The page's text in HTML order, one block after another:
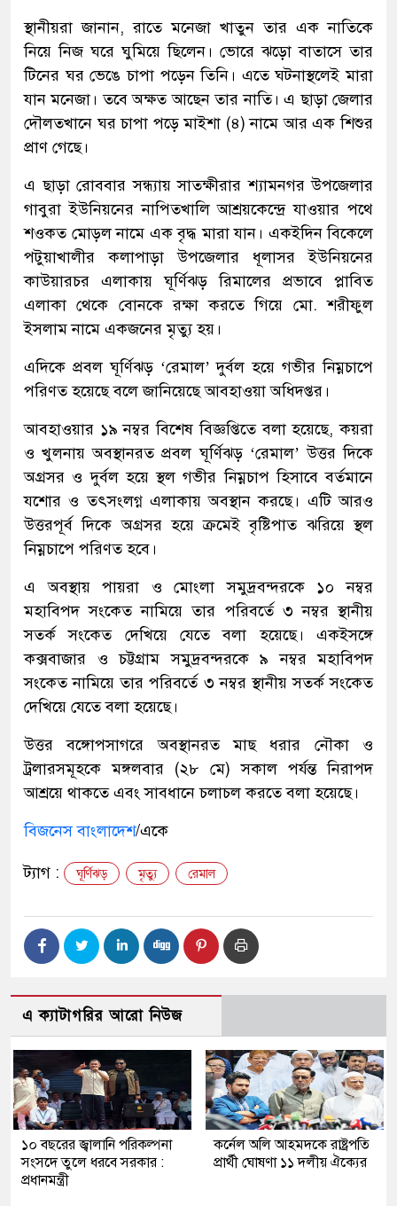
স্থানীয়রা জানান, রাতে মনেজা খাতুন তার এক নাতিকে
নিয়ে নিজ ঘরে ঘুমিয়ে ছিলেন। ভোরে ঝড়ো বাতাসে তার
টিনের ঘর ভেঙে চাপা পড়েন তিনি। এতে ঘটনাস্থলেই মারা
যান মনেজা। তবে অক্ষত আছেন তার নাতি। এ ছাড়া জেলার
দৌলতখানে ঘর চাপা পড়ে মাইশা (৪) নামে আর এক শিশুর
প্রাণ গেছে।
এ ছাড়া রোববার সন্ধ্যায় সাতক্ষীরার শ্যামনগর উপজেলার
গাবুরা ইউনিয়নের নাপিতখালি আশ্রয়কেন্দ্রে যাওয়ার পথে
শওকত মোড়ল নামে এক বৃদ্ধ মারা যান। একইদিন বিকেলে
পটুয়াখালীর কলাপাড়া উপ‌জেলার ধূলাসর ইউনিয়নের
কাউয়ারচর এলাকায় ঘূর্ণিঝড় রিমালের প্রভাবে প্লা‌বিত
এলাকা থেকে বোনকে রক্ষা করতে গিয়ে মো. শরীফুল
ইসলাম নামে একজনের মৃত্যু হয়।
এদিকে প্রবল ঘূর্ণিঝড় ‘রেমাল’ দুর্বল হয়ে গভীর নিম্নচাপে
পরিণত হয়েছে বলে জানিয়েছে আবহাওয়া অধিদপ্তর।
আবহাওয়ার ১৯ নম্বর বিশেষ বিজ্ঞপ্তিতে বলা হয়েছে, কয়রা
ও খুলনায় অবস্থানরত প্রবল ঘূর্ণিঝড় ‘রেমাল’ উত্তর দিকে
অগ্রসর ও দুর্বল হয়ে স্থল গভীর নিম্নচাপ হিসাবে বর্তমানে
যশোর ও তৎসংলগ্ন এলাকায় অবস্থান করছে। এটি আরও
উত্তরপূর্ব দিকে অগ্রসর হয়ে ক্রমেই বৃষ্টিপাত ঝরিয়ে স্থল
নিম্নচাপে পরিণত হবে।
এ অবস্থায় পায়রা ও মোংলা সমুদ্রবন্দরকে ১০ নম্বর
মহাবিপদ সংকেত নামিয়ে তার পরিবর্তে ৩ নম্বর স্থানীয়
সতর্ক সংকেত দেখিয়ে যেতে বলা হয়েছে। একইসঙ্গে
কক্সবাজার ও চট্টগ্রাম সমুদ্রবন্দরকে ৯ নম্বর মহাবিপদ
সংকেত নামিয়ে তার পরিবর্তে ৩ নম্বর স্থানীয় সতর্ক সংকেত
দেখিয়ে যেতে বলা হয়েছে।
উত্তর বঙ্গোপসাগরে অবস্থানরত মাছ ধরার নৌকা ও
ট্রলারসমূহকে মঙ্গলবার (২৮ মে) সকাল পর্যন্ত নিরাপদ
আশ্রয়ে থাকতে এবং সাবধানে চলাচল করতে বলা হয়েছে।
বিজনেস বাংলাদেশ/একে
ট্যাগ : ঘূর্ণিঝড় মৃত্যু রেমাল
এ ক্যাটাগরির আরো নিউজ
১০ বছরের জ্বালানি পরিকল্পনা
সংসদে তুলে ধরবে সরকার :
প্রধানমন্ত্রী
কর্নেল অলি আহমদকে রাষ্ট্রপতি
প্রার্থী ঘোষণা ১১ দলীয় ঐক্যের